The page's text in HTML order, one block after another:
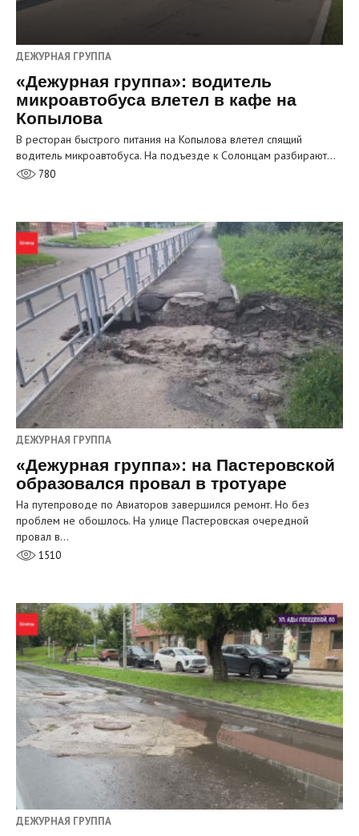
ДЕЖУРНАЯ ГРУППА
«Дежурная группа»: водитель
микроавтобуса влетел в кафе на
Копылова
В ресторан быстрого питания на Копылова влетел спящий
водитель микроавтобуса. На подъезде к Солонцам разбирают…
780
ДЕЖУРНАЯ ГРУППА
«Дежурная группа»: на Пастеровской
образовался провал в тротуаре
На путепроводе по Авиаторов завершился ремонт. Но без
проблем не обошлось. На улице Пастеровская очередной
провал в…
1510
ДЕЖУРНАЯ ГРУППА